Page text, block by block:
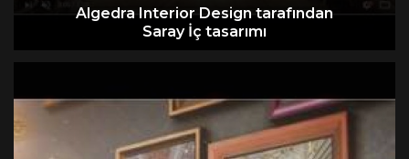
Algedra Interior Design tarafından
Saray İç tasarımı